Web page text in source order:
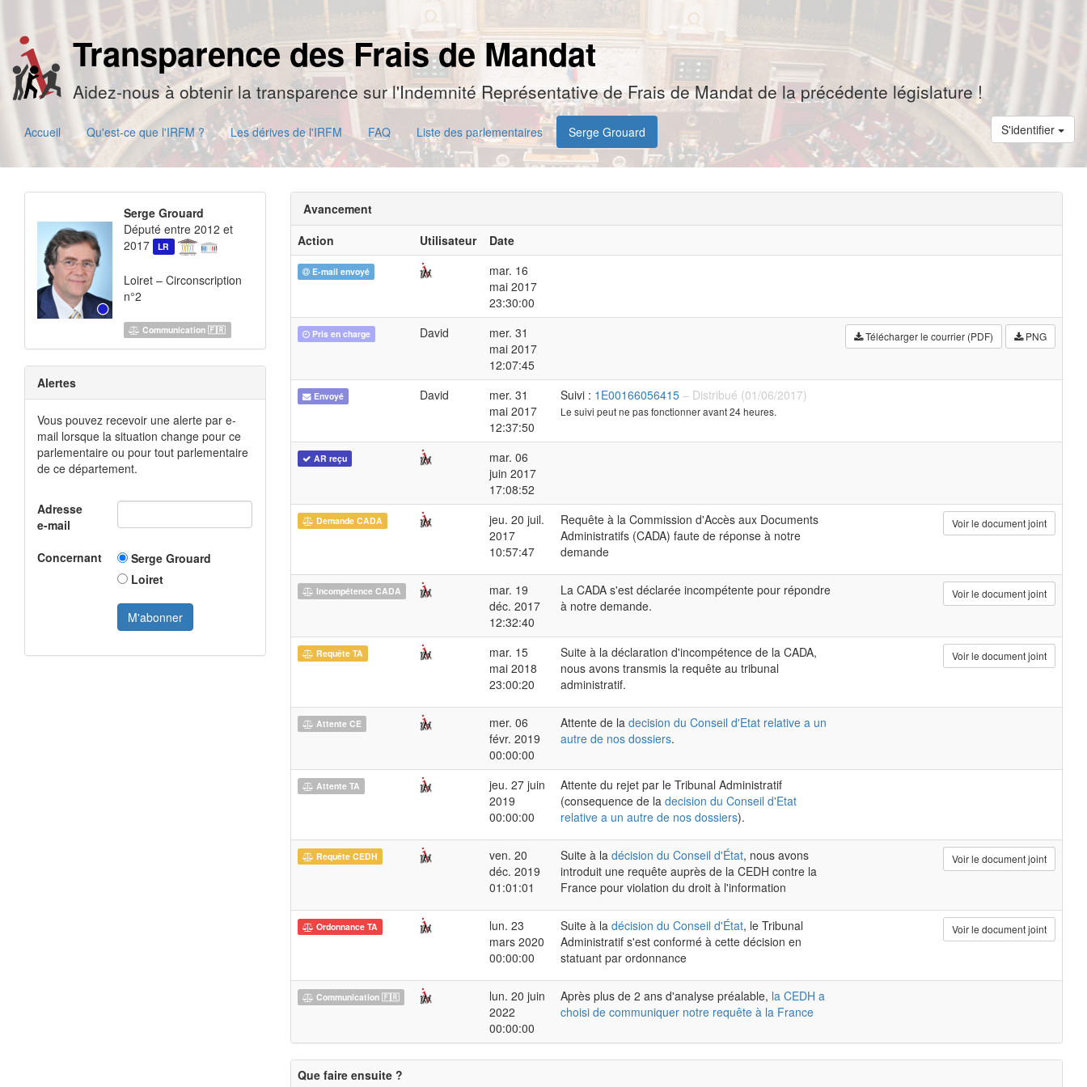
Transparence des Frais de Mandat
Aidez-nous à obtenir la transparence sur l'Indemnité Représentative de Frais de Mandat de la précédente législature !
Accueil Qu'est-ce que l'IRFM ? Les dérives de l'IRFM FAQ Liste des parlementaires Serge Grouard S'identifier
Serge Grouard
Député entre 2012 et
2017
LR
Loiret – Circonscription
n°2
Communication 🇫🇷
Alertes
Vous pouvez recevoir une alerte par e-
mail lorsque la situation change pour ce
parlementaire ou pour tout parlementaire
de ce département.
Adresse
e-mail
Concernant
Serge Grouard
Loiret
Avancement
Action
Utilisateur Date
E-mail envoyé
mar. 16
mai 2017
23:30:00
Pris en charge David
mer. 31
mai 2017
12:07:45
Télécharger le courrier (PDF) PNG
Envoyé David
mer. 31
mai 2017
12:37:50
Suivi : 1E00166056415 – Distribué (01/06/2017)
Le suivi peut ne pas fonctionner avant 24 heures.
AR reçu
mar. 06
juin 2017
17:08:52
Demande CADA
jeu. 20 juil.
2017
10:57:47
Requête à la Commission d'Accès aux Documents
Administratifs (CADA) faute de réponse à notre
demande
Voir le document joint
Incompétence CADA
mar. 19
déc. 2017
12:32:40
La CADA s'est déclarée incompétente pour répondre
à notre demande.
Voir le document joint
Requête TA
mar. 15
mai 2018
23:00:20
Suite à la déclaration d'incompétence de la CADA,
nous avons transmis la requête au tribunal
administratif.
Voir le document joint
Attente CE
mer. 06
févr. 2019
00:00:00
Attente de la decision du Conseil d'Etat relative a un
autre de nos dossiers.
Attente TA
jeu. 27 juin
2019
00:00:00
Attente du rejet par le Tribunal Administratif
(consequence de la decision du Conseil d'Etat
relative a un autre de nos dossiers).
Requête CEDH
ven. 20
déc. 2019
01:01:01
Suite à la décision du Conseil d'État, nous avons
introduit une requête auprès de la CEDH contre la
France pour violation du droit à l'information
Voir le document joint
Ordonnance TA
lun. 23
mars 2020
00:00:00
Suite à la décision du Conseil d'État, le Tribunal
Administratif s'est conformé à cette décision en
statuant par ordonnance
Voir le document joint
Communication 🇫🇷
lun. 20 juin
2022
00:00:00
Après plus de 2 ans d'analyse préalable, la CEDH a
choisi de communiquer notre requête à la France
Que faire ensuite ?